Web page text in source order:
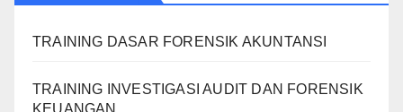
TRAINING DASAR FORENSIK AKUNTANSI
TRAINING INVESTIGASI AUDIT DAN FORENSIK
KEUANGAN